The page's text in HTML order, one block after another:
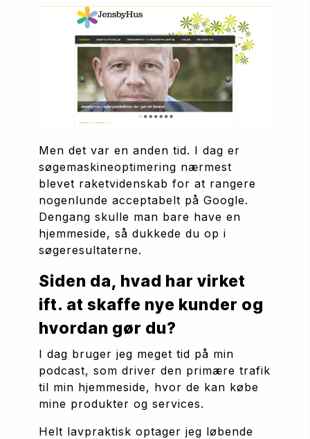
Men det var en anden tid. I dag er
søgemaskineoptimering nærmest
blevet raketvidenskab for at rangere
nogenlunde acceptabelt på Google.
Dengang skulle man bare have en
hjemmeside, så dukkede du op i
søgeresultaterne.
Siden da, hvad har virket
ift. at skaffe nye kunder og
hvordan gør du?
I dag bruger jeg meget tid på min
podcast, som driver den primære trafik
til min hjemmeside, hvor de kan købe
mine produkter og services.
Helt lavpraktisk optager jeg løbende